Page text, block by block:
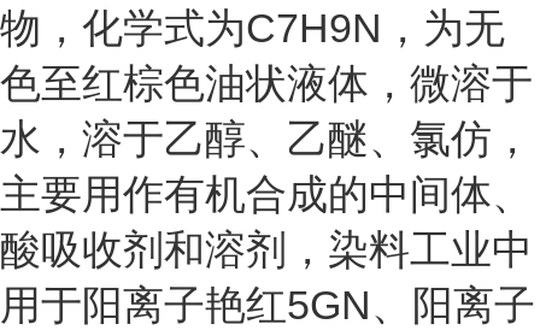
物，化学式为C7H9N，为无
色至红棕色油状液体，微溶于
水，溶于乙醇、乙醚、氯仿，
主要用作有机合成的中间体、
酸吸收剂和溶剂，染料工业中
用于阳离子艳红5GN、阳离子